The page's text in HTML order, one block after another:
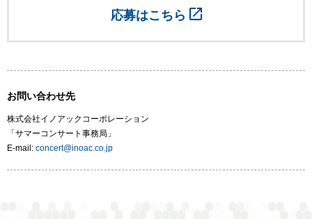
応募はこちら
お問い合わせ先
株式会社イノアックコーポレーション
「サマーコンサート事務局」
E-mail: concert@inoac.co.jp